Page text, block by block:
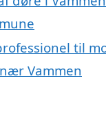
til
Vammen